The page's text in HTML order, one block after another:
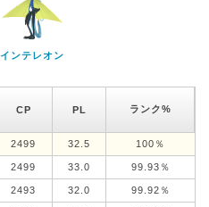
インテレオン
CP
PL
ランク%
2499 32.5 100％
2499 33.0 99.93％
2493 32.0 99.92％